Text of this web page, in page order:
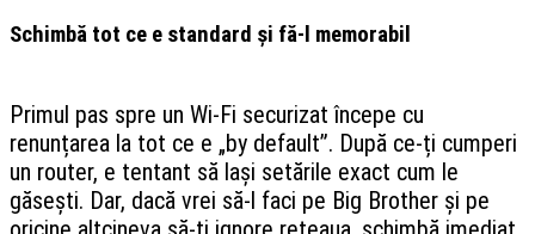
Schimbă tot ce e standard și fă-l memorabil
Primul pas spre un Wi-Fi securizat începe cu
renunțarea la tot ce e „by default”. După ce-ți cumperi
un router, e tentant să lași setările exact cum le
găsești. Dar, dacă vrei să-l faci pe Big Brother și pe